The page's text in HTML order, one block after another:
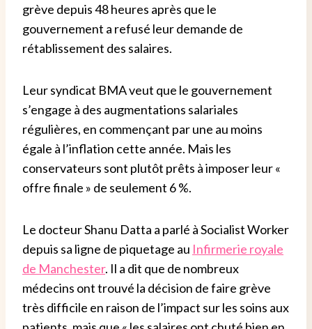
grève depuis 48 heures après que le
gouvernement a refusé leur demande de
rétablissement des salaires.
Leur syndicat BMA veut que le gouvernement
s’engage à des augmentations salariales
régulières, en commençant par une au moins
égale à l’inflation cette année. Mais les
conservateurs sont plutôt prêts à imposer leur «
offre finale » de seulement 6 %.
Le docteur Shanu Datta a parlé à Socialist Worker
depuis sa ligne de piquetage au Infirmerie royale
de Manchester. Il a dit que de nombreux
médecins ont trouvé la décision de faire grève
très difficile en raison de l’impact sur les soins aux